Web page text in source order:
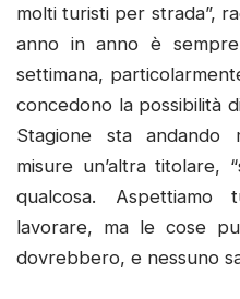
molti turisti per strada”,
anno in anno è
settimana,
concedono la possibilità
Stagione sta andando
misure un’altra titolare,
qualcosa. Aspettiamo
lavorare, ma le cose
dovrebbero, e nessuno